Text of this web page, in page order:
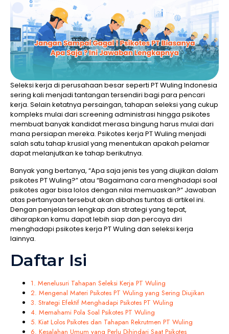
Seleksi kerja di perusahaan besar seperti PT Wuling Indonesia
sering kali menjadi tantangan tersendiri bagi para pencari
kerja. Selain ketatnya persaingan, tahapan seleksi yang cukup
kompleks mulai dari screening administrasi hingga psikotes
membuat banyak kandidat merasa bingung harus mulai dari
mana persiapan mereka. Psikotes kerja PT Wuling menjadi
salah satu tahap krusial yang menentukan apakah pelamar
dapat melanjutkan ke tahap berikutnya.
Banyak yang bertanya, “Apa saja jenis tes yang diujikan dalam
psikotes PT Wuling?” atau “Bagaimana cara menghadapi soal
psikotes agar bisa lolos dengan nilai memuaskan?” Jawaban
atas pertanyaan tersebut akan dibahas tuntas di artikel ini.
Dengan penjelasan lengkap dan strategi yang tepat,
diharapkan kamu dapat lebih siap dan percaya diri
menghadapi psikotes kerja PT Wuling dan seleksi kerja
lainnya.
Daftar Isi
1. Menelusuri Tahapan Seleksi Kerja PT Wuling
2. Mengenal Materi Psikotes PT Wuling yang Sering Diujikan
3. Strategi Efektif Menghadapi Psikotes PT Wuling
4. Memahami Pola Soal Psikotes PT Wuling
5. Kiat Lolos Psikotes dan Tahapan Rekrutmen PT Wuling
6. Kesalahan Umum yang Perlu Dihindari Saat Psikotes